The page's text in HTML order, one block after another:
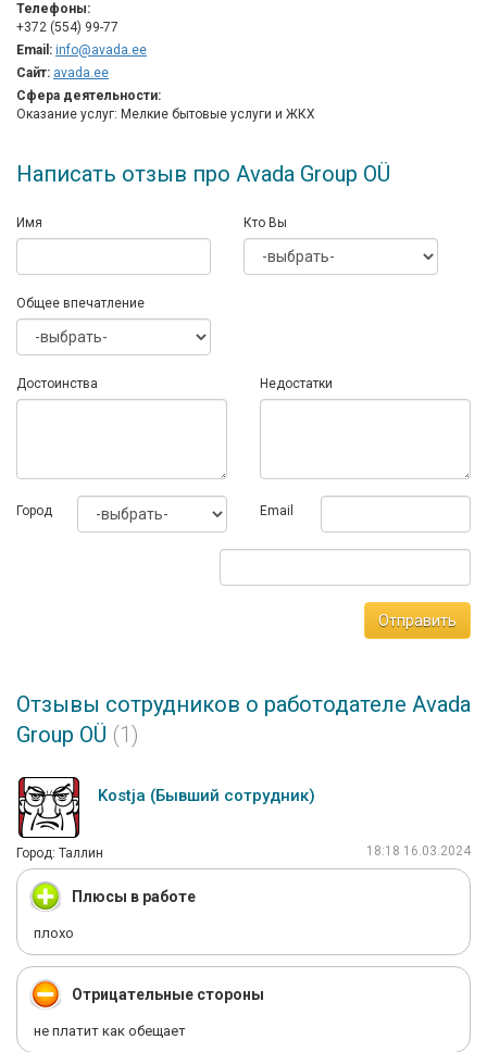
Телефоны:
+372 (554) 99-77
Email: info@avada.ee
Сайт: avada.ee
Сфера деятельности:
Оказание услуг: Мелкие бытовые услуги и ЖКХ
Написать отзыв про Avada Group OÜ
Имя Кто Вы
Общее впечатление
Достоинства Недостатки
Город Email
Отправить
Отзывы сотрудников о работодателе Avada
Group OÜ (1)
Kostja (Бывший сотрудник)
Город: Таллин 18:18 16.03.2024
Плюсы в работе
плохо
Отрицательные стороны
не платит как обещает